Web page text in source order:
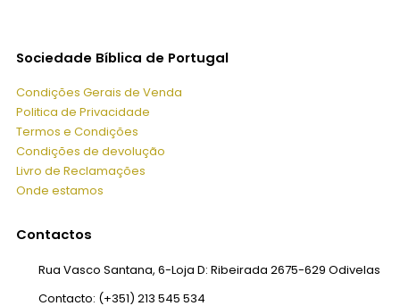
Sociedade Bíblica de Portugal
Condições Gerais de Venda
Politica de Privacidade
Termos e Condições
Condições de devolução
Livro de Reclamações
Onde estamos
Contactos
Rua Vasco Santana, 6-Loja D: Ribeirada 2675-629 Odivelas
Contacto: (+351) 213 545 534